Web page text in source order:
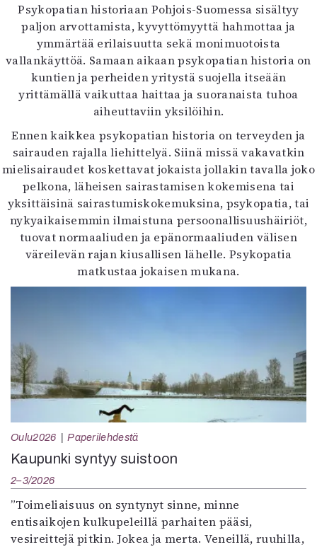
Psykopatian historiaan Pohjois-Suomessa sisältyy
paljon arvottamista, kyvyttömyyttä hahmottaa ja
ymmärtää erilaisuutta sekä monimuotoista
vallankäyttöä. Samaan aikaan psykopatian historia on
kuntien ja perheiden yritystä suojella itseään
yrittämällä vaikuttaa haittaa ja suoranaista tuhoa
aiheuttaviin yksilöihin.
Ennen kaikkea psykopatian historia on terveyden ja
sairauden rajalla liehittelyä. Siinä missä vakavatkin
mielisairaudet koskettavat jokaista jollakin tavalla joko
pelkona, läheisen sairastamisen kokemisena tai
yksittäisinä sairastumiskokemuksina, psykopatia, tai
nykyaikaisemmin ilmaistuna persoonallisuushäiriöt,
tuovat normaaliuden ja epänormaaliuden välisen
väreilevän rajan kiusallisen lähelle. Psykopatia
matkustaa jokaisen mukana.
Oulu2026 Paperilehdestä
Kaupunki syntyy suistoon
2–3/2026
”Toimeliaisuus on syntynyt sinne, minne
entisaikojen kulkupeleillä parhaiten pääsi,
vesireittejä pitkin. Jokea ja merta. Veneillä, ruuhilla,